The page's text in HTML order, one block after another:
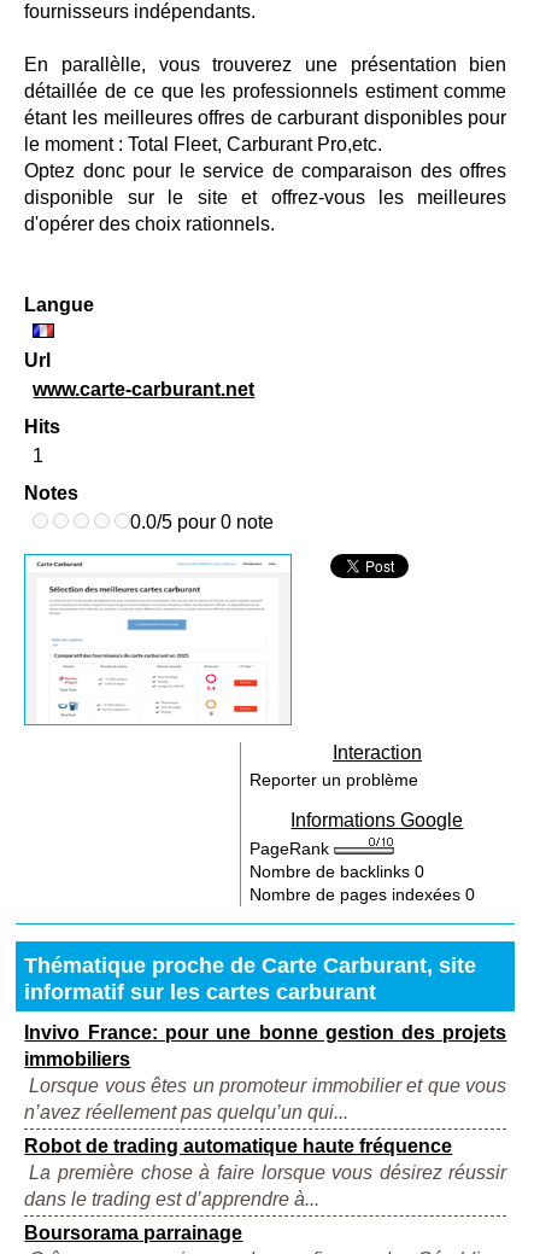
fournisseurs indépendants.
En parallèlle, vous trouverez une présentation bien
détaillée de ce que les professionnels estiment comme
étant les meilleures offres de carburant disponibles pour
le moment : Total Fleet, Carburant Pro,etc.
Optez donc pour le service de comparaison des offres
disponible sur le site et offrez-vous les meilleures
d'opérer des choix rationnels.
Langue
Url
www.carte-carburant.net
Hits
1
Notes
0.0/5 pour 0 note
Interaction
Reporter un problème
Informations Google
PageRank
Nombre de backlinks0
Nombre de pages indexées0
Thématique proche de Carte Carburant, site
informatif sur les cartes carburant
Invivo France: pour une bonne gestion des projets
immobiliers
Lorsque vous êtes un promoteur immobilier et que vous
n’avez réellement pas quelqu’un qui...
Robot de trading automatique haute fréquence
La première chose à faire lorsque vous désirez réussir
dans le trading est d’apprendre à...
Boursorama parrainage